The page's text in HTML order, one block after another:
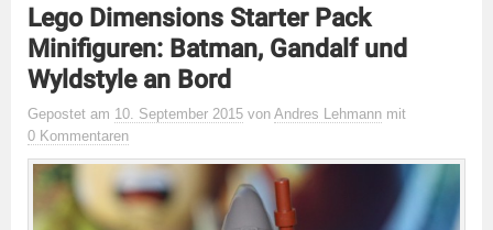
Lego Dimensions Starter Pack
Minifiguren: Batman, Gandalf und
Wyldstyle an Bord
Gepostet am 10. September 2015 von Andres Lehmann mit
0 Kommentaren